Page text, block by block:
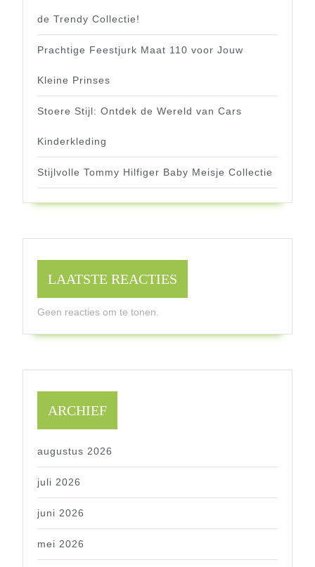
de Trendy Collectie!
Prachtige Feestjurk Maat 110 voor Jouw
Kleine Prinses
Stoere Stijl: Ontdek de Wereld van Cars
Kinderkleding
Stijlvolle Tommy Hilfiger Baby Meisje Collectie
LAATSTE REACTIES
Geen reacties om te tonen.
ARCHIEF
augustus 2026
juli 2026
juni 2026
mei 2026